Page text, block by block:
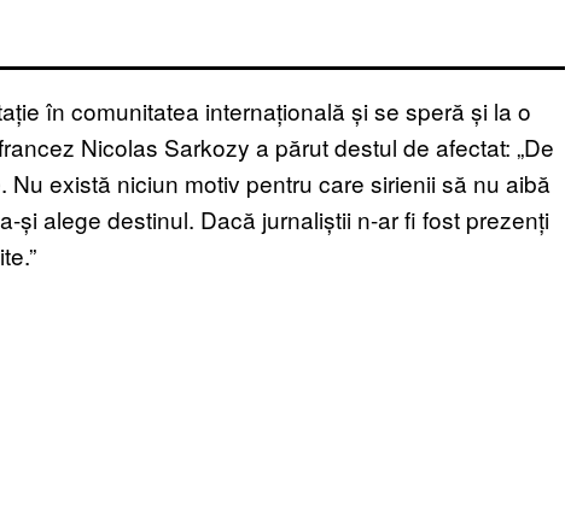
în comunitatea internațională și se speră și la o
Nicolas Sarkozy a părut destul de afectat: „De
există niciun motiv pentru care sirienii să nu aibă
și alege destinul. Dacă jurnaliștii n-ar fi fost prezenți